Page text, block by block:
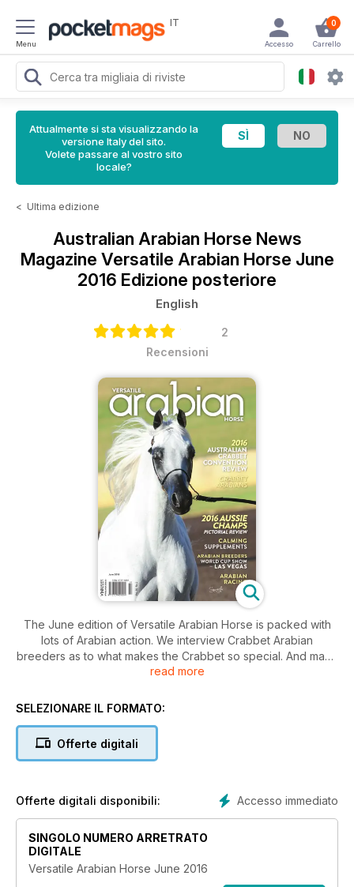
Menu
IT 0
Carrello
Accesso
Attualmente si sta visualizzando la
versione Italy del sito.
Volete passare al vostro sito
locale?
< Ultima edizione
Australian Arabian Horse News
Magazine Versatile Arabian Horse June
2016 Edizione posteriore
English
2
Recensioni
The June edition of Versatile Arabian Horse is packed with
lots of Arabian action. We interview Crabbet Arabian
breeders as to what makes the Crabbet so special. And make
sure you catch the action from this year’s Aussies .. 18 pages
stories from years gone by, make sure you read Bygone Era
Experience the Arabian Breeders World Cup Show held in
Las Vegas, enjoy the thrill of NARA racing news and delve
read more
SELEZIONARE IL FORMATO:
Offerte digitali
Accesso immediato
Offerte digitali disponibili:
SINGOLO NUMERO ARRETRATO
DIGITALE
Versatile Arabian Horse June 2016